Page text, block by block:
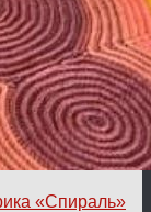
«Спираль»